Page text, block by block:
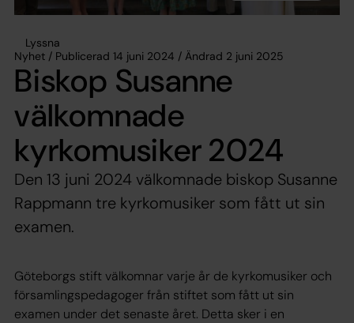
Lyssna
Nyhet / Publicerad 14 juni 2024 / Ändrad 2 juni 2025
Biskop Susanne
välkomnade
kyrkomusiker 2024
Den 13 juni 2024 välkomnade biskop Susanne
Rappmann tre kyrkomusiker som fått ut sin
examen.
Göteborgs stift välkomnar varje år de kyrkomusiker och
församlingspedagoger från stiftet som fått ut sin
examen under det senaste året. Detta sker i en